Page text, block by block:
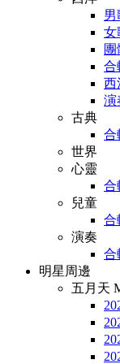
男
女
團
合
西
演
古典
合
世界
心靈
合
兒童
合
演奏
合
明星周邊
五月天